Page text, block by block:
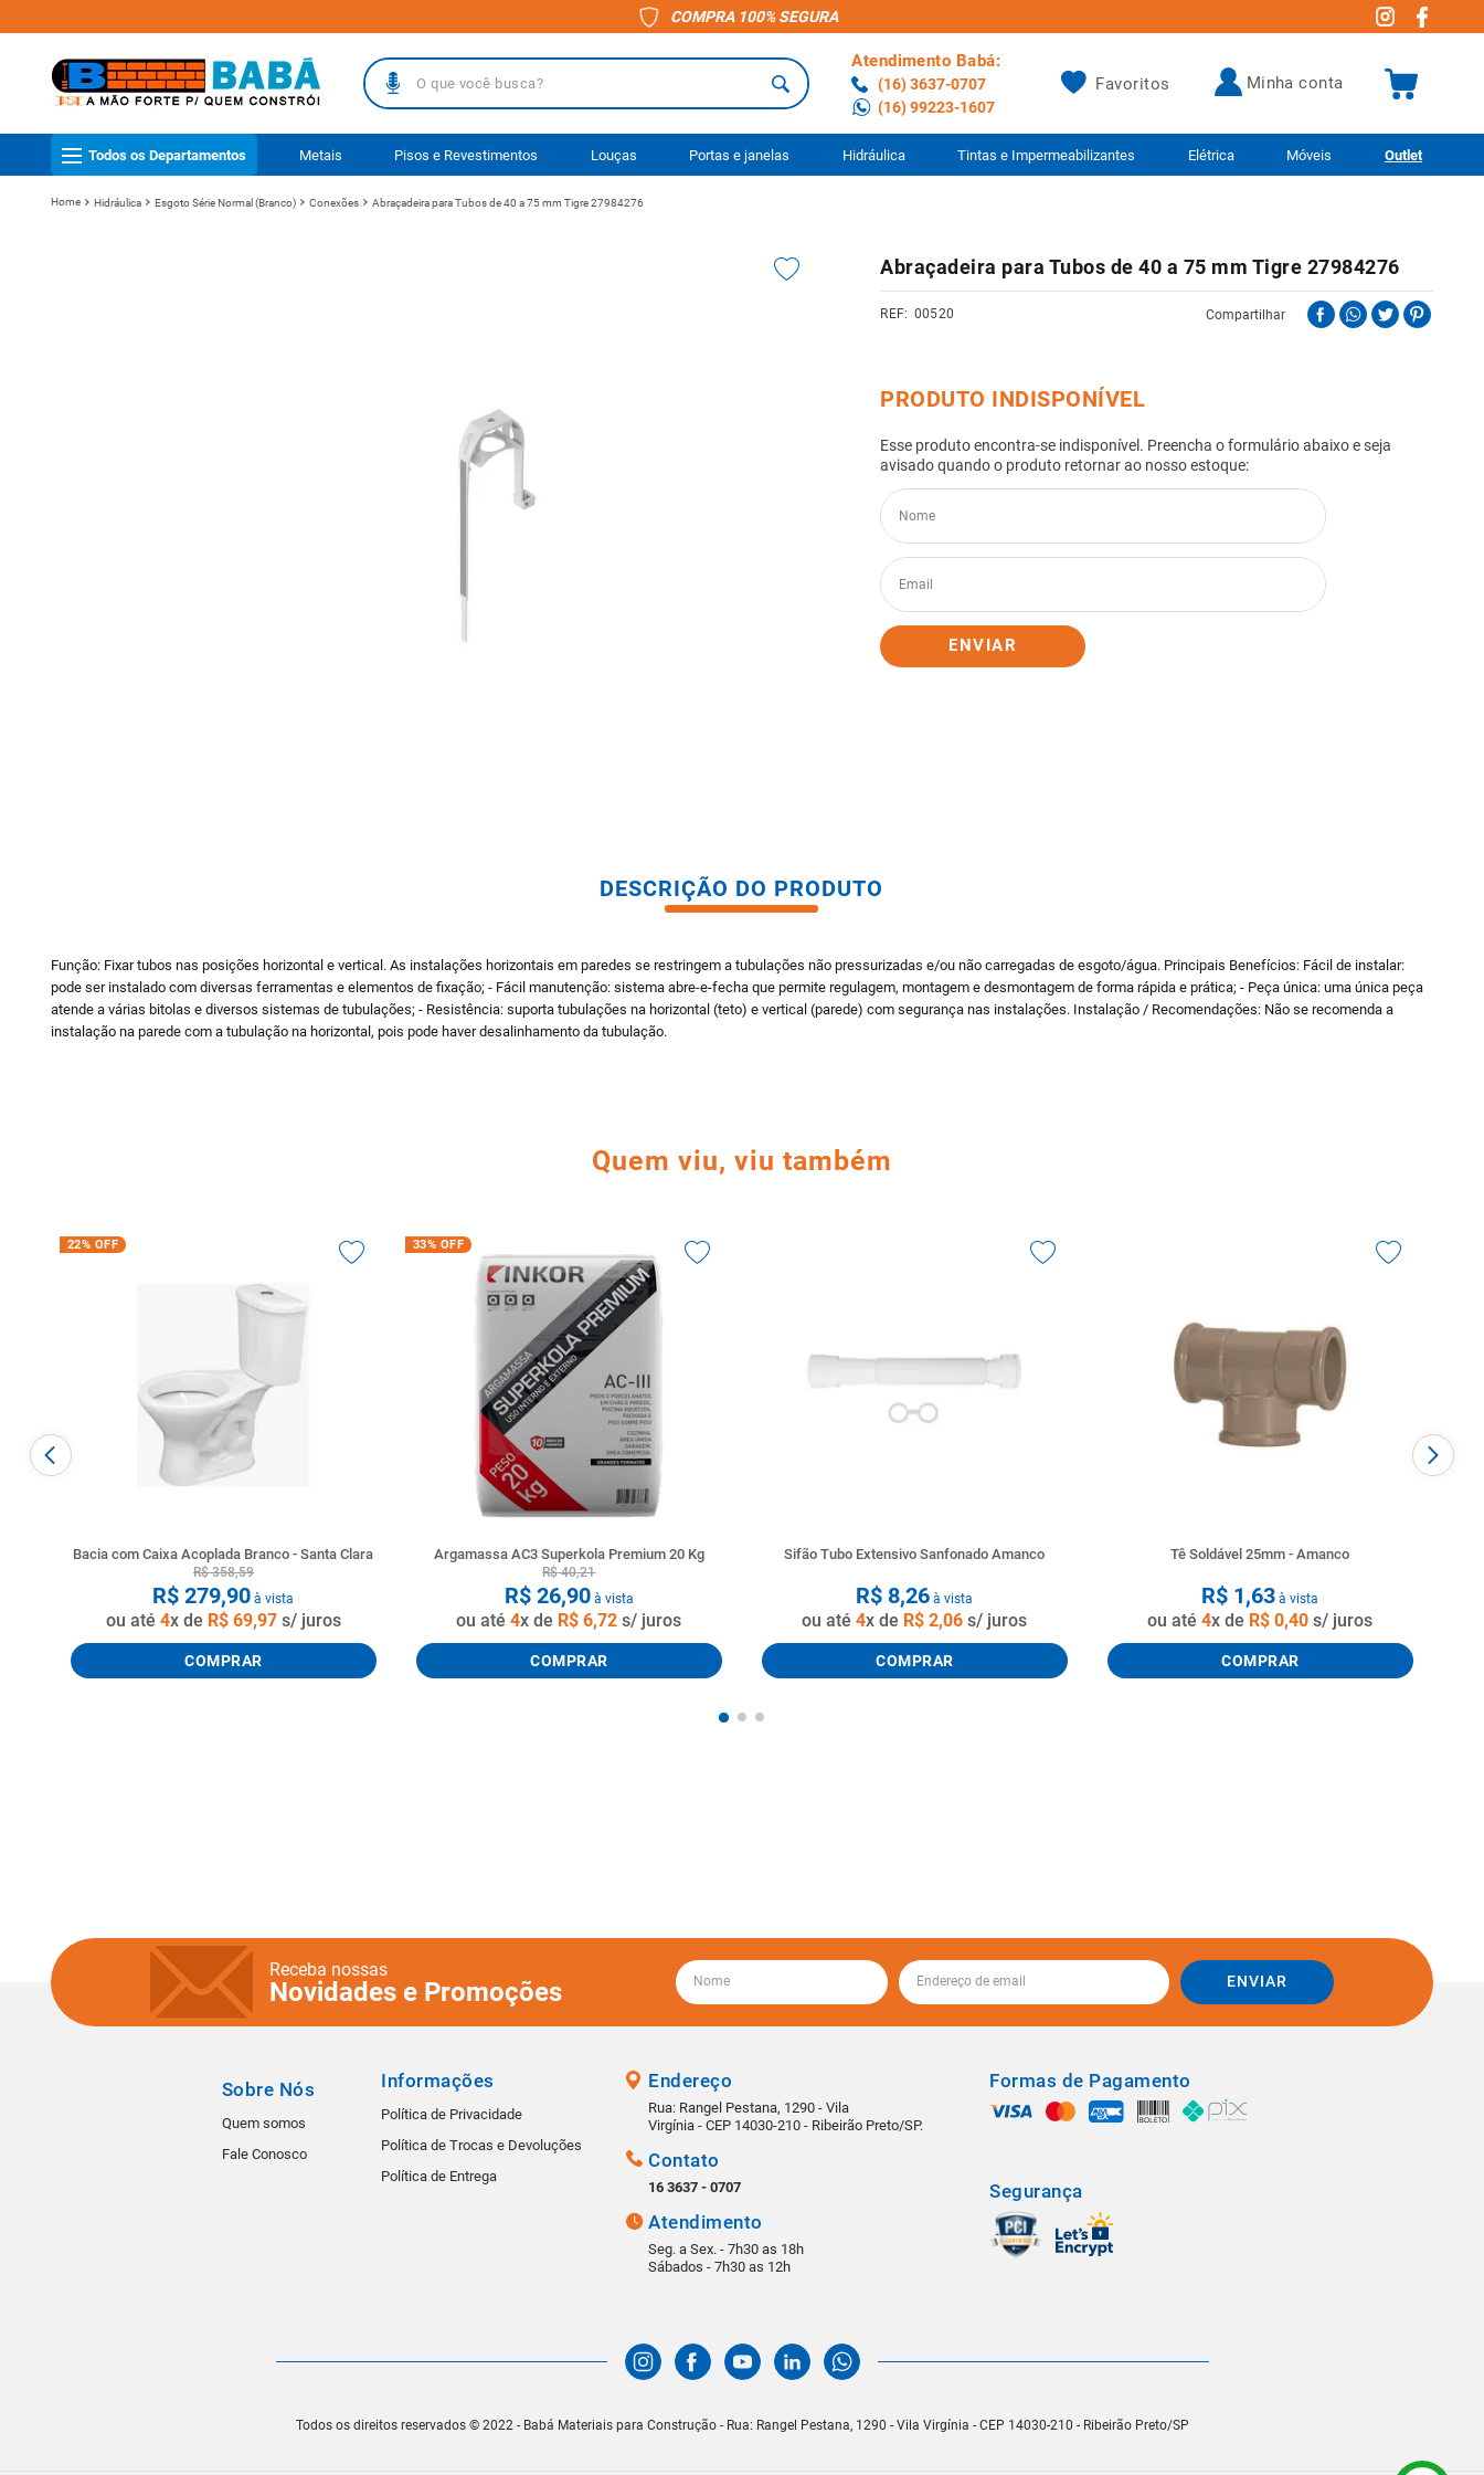
COMPRA 100% SEGURA
O que você busca? Atendimento Babá:
(16) 3637-0707
(16) 99223-1607
Favoritos minha conta
Todos os Departamentos Metais Pisos e Revestimentos Louças Portas e janelas Hidráulica Tintas e Impermeabilizantes Elétrica Móveis Outlet
Hidráulica Esgoto Série Normal (Branco) Conexões Abraçadeira para Tubos de 40 a 75 mm Tigre 27984276
Abraçadeira para Tubos de 40 a 75 mm Tigre 27984276
00520 Compartilhar
ENVIAR
DESCRIÇÃO DO PRODUTO
Função: Fixar tubos nas posições horizontal e vertical. As instalações horizontais em paredes se restringem a tubulações não pressurizadas e/ou não carregadas de esgoto/água. Principais Benefícios: Fácil de instalar:
pode ser instalado com diversas ferramentas e elementos de fixação; - Fácil manutenção: sistema abre-e-fecha que permite regulagem, montagem e desmontagem de forma rápida e prática; - Peça única: uma única peça
atende a várias bitolas e diversos sistemas de tubulações; - Resistência: suporta tubulações na horizontal (teto) e vertical (parede) com segurança nas instalações. Instalação / Recomendações: Não se recomenda a
instalação na parede com a tubulação na horizontal, pois pode haver desalinhamento da tubulação.
Quem viu, viu também
22% OFF
Bacia com Caixa Acoplada Branco - Santa Clara
R$ 358,59
R$ 279,90 à vista
ou até 4x de R$ 69,97s/ juros
COMPRAR
33% OFF
Argamassa AC3 Superkola Premium 20 Kg
R$ 40,21
R$ 26,90à vista
ou até4x de R$ 6,72 s/ juros
COMPRAR
Sifão Tubo Extensivo Sanfonado Amanco
R$ 8,26 à vista
ou até4x de R$ 2,06 s/ juros
COMPRAR
Tê Soldável 25mm - Amanco
R$ 1,63 à vista
ou até4x de R$ 0,40 s/ juros
COMPRAR
Receba nossas
Novidades e Promoções ENVIAR
Sobre Nós
Quem somos
Fale Conosco
Informações
Política de Privacidade
Política de Trocas e Devoluções
Política de Entrega
Endereço
Rua: Rangel Pestana, 1290 - Vila
Virgínia - CEP 14030-210 - Ribeirão Preto/SP.
Contato
16 3637 - 0707
Atendimento
Seg. a Sex. - 7h30 as 18h
Sábados - 7h30 as 12h
Formas de Pagamento
Segurança
Todos os direitos reservados © 2022 - Babá Materiais para Construção - Rua: Rangel Pestana, 1290 - Vila Virgínia - CEP 14030-210 - Ribeirão Preto/SP
TERMOS MAIS BUSCADOS
1º piso
º porcelanato
gabinete banheiro